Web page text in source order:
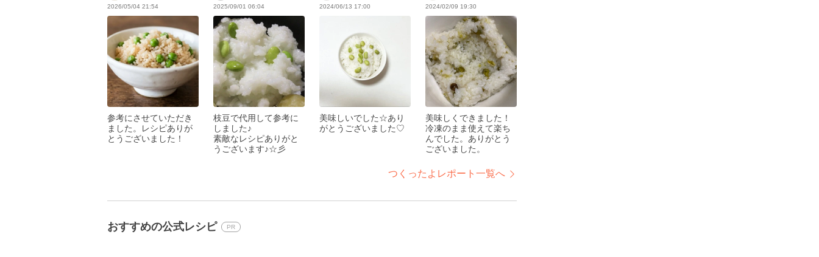
2026/05/04 21:54
参考にさせていただき
ました。レシピありが
とうございました！
2025/09/01 06:04
枝豆で代用して参考に
しました♪
素敵なレシピありがと
うございます♪☆彡
2024/06/13 17:00
美味しいでした☆あり
がとうございました♡
2024/02/09 19:30
美味しくできました！
冷凍のまま使えて楽ち
んでした。ありがとう
ございました。
つくったよレポート一覧へ
おすすめの公式レシピ PR